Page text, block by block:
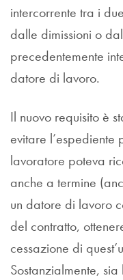
intercorrente tra i
dalle dimissioni o
precedentemente
datore di lavoro.
Il nuovo requisito è
evitare l’espediente
lavoratore poteva
anche a termine
un datore di lavoro
del contratto,
cessazione di
Sostanzialmente,